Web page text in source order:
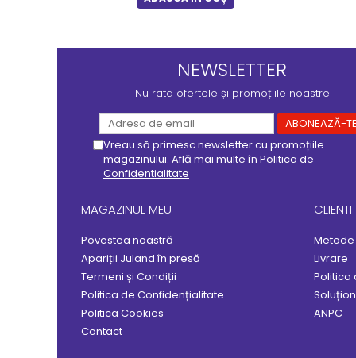
NEWSLETTER
Nu rata ofertele și promoțiile noastre
Vreau să primesc newsletter cu promoțiile
magazinului. Află mai multe în Politica de
Confidentialitate
MAGAZINUL MEU
Povestea noastră
Apariții Juland în presă
Termeni și Condiții
Politica de Confidențialitate
Politica Cookies
Contact
CLIENTI
Livrare
Politica
ANPC